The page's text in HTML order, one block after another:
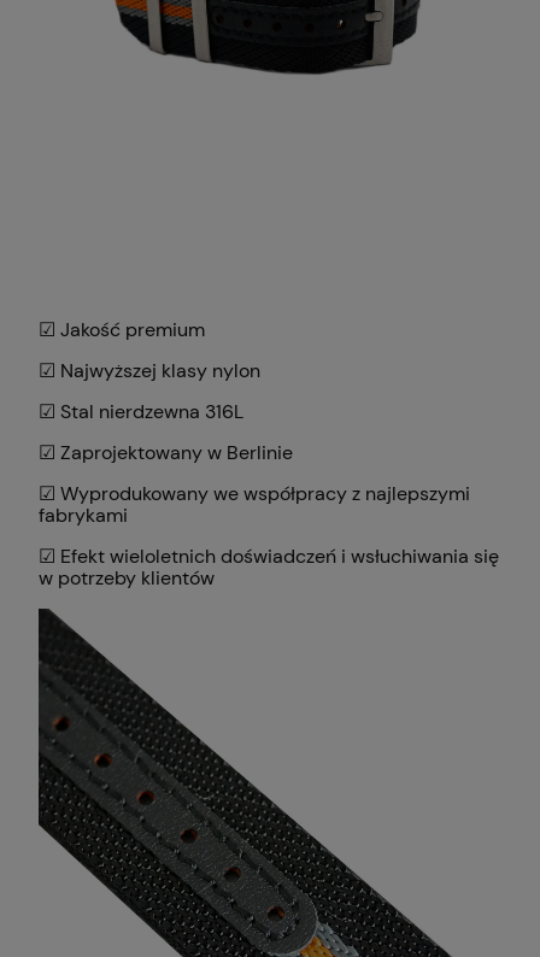
☑ Jakość premium
☑ Najwyższej klasy nylon
☑ Stal nierdzewna 316L
☑ Zaprojektowany w Berlinie
☑ Wyprodukowany we współpracy z najlepszymi
fabrykami
☑ Efekt wieloletnich doświadczeń i wsłuchiwania się
w potrzeby klientów